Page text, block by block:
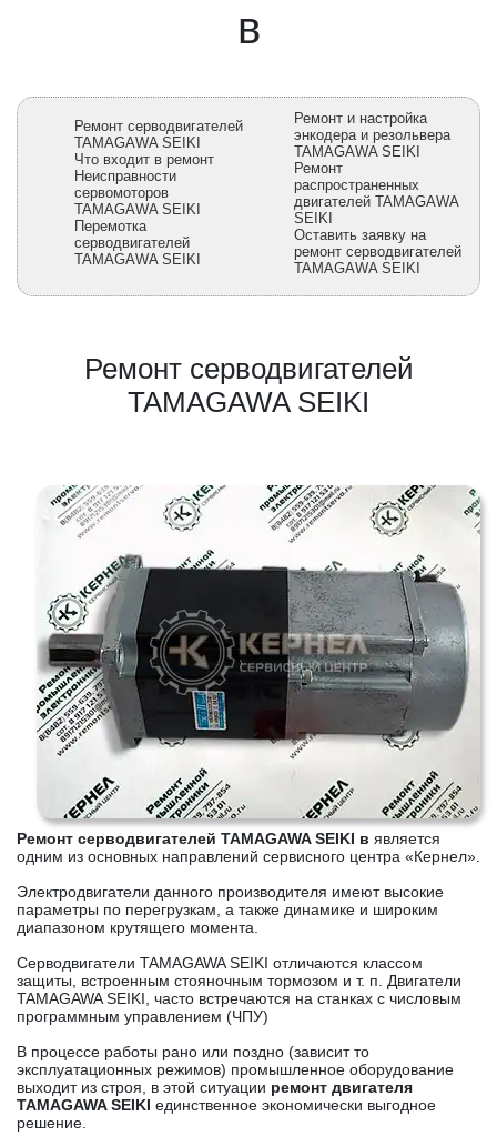
в
Ремонт серводвигателей
TAMAGAWA SEIKI
Что входит в ремонт
Неисправности
сервомоторов
TAMAGAWA SEIKI
Перемотка
серводвигателей
TAMAGAWA SEIKI
Ремонт и настройка
энкодера и резольвера
TAMAGAWA SEIKI
Ремонт
распространенных
двигателей TAMAGAWA
SEIKI
Оставить заявку на
ремонт серводвигателей
TAMAGAWA SEIKI
Ремонт серводвигателей
TAMAGAWA SEIKI
Ремонт серводвигателей TAMAGAWA SEIKI в является
одним из основных направлений сервисного центра «Кернел».
Электродвигатели данного производителя имеют высокие
параметры по перегрузкам, а также динамике и широким
диапазоном крутящего момента.
Серводвигатели TAMAGAWA SEIKI отличаются классом
защиты, встроенным стояночным тормозом и т. п. Двигатели
TAMAGAWA SEIKI, часто встречаются на станках с числовым
программным управлением (ЧПУ)
В процессе работы рано или поздно (зависит то
эксплуатационных режимов) промышленное оборудование
выходит из строя, в этой ситуации ремонт двигателя
TAMAGAWA SEIKI единственное экономически выгодное
решение.